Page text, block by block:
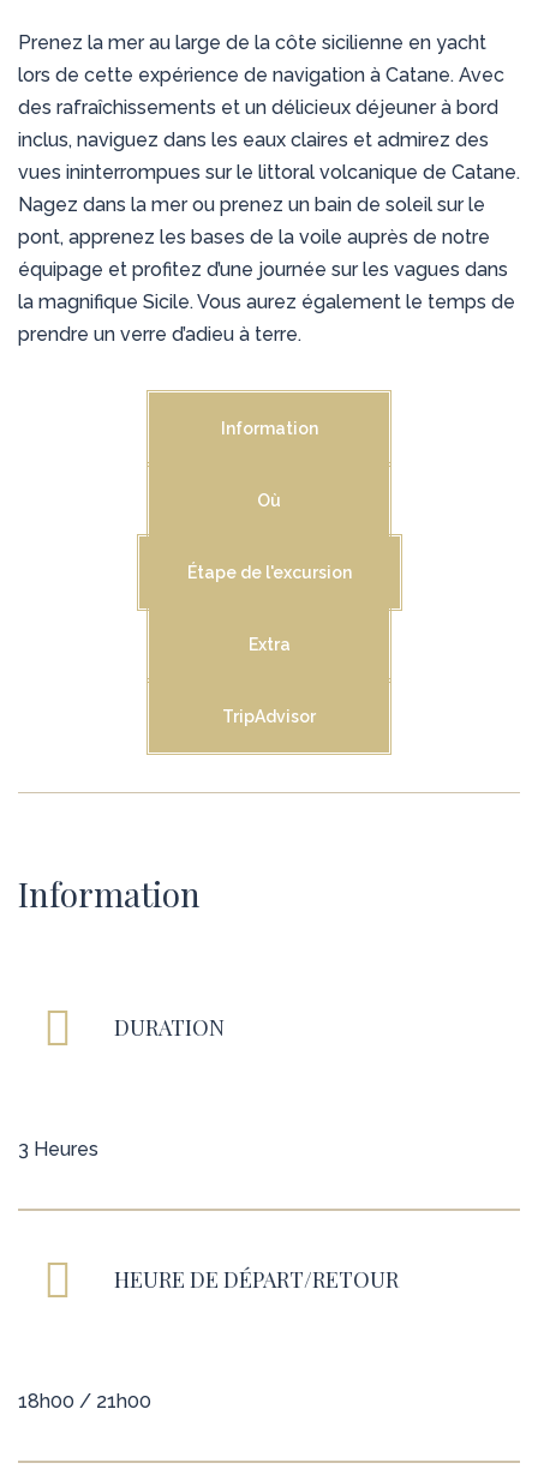
Prenez la mer au large de la côte sicilienne en yacht
lors de cette expérience de navigation à Catane. Avec
des rafraîchissements et un délicieux déjeuner à bord
inclus, naviguez dans les eaux claires et admirez des
vues ininterrompues sur le littoral volcanique de Catane.
Nagez dans la mer ou prenez un bain de soleil sur le
pont, apprenez les bases de la voile auprès de notre
équipage et profitez d’une journée sur les vagues dans
la magnifique Sicile. Vous aurez également le temps de
prendre un verre d’adieu à terre.
Information
Où
Étape de l'excursion
Extra
TripAdvisor
Information
DURATION
3 Heures
HEURE DE DÉPART/RETOUR
18h00 / 21h00